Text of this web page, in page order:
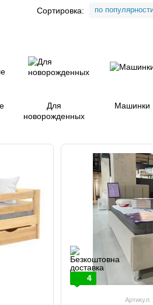
Сортировка: по
Для
новорожденных
Машинки
4